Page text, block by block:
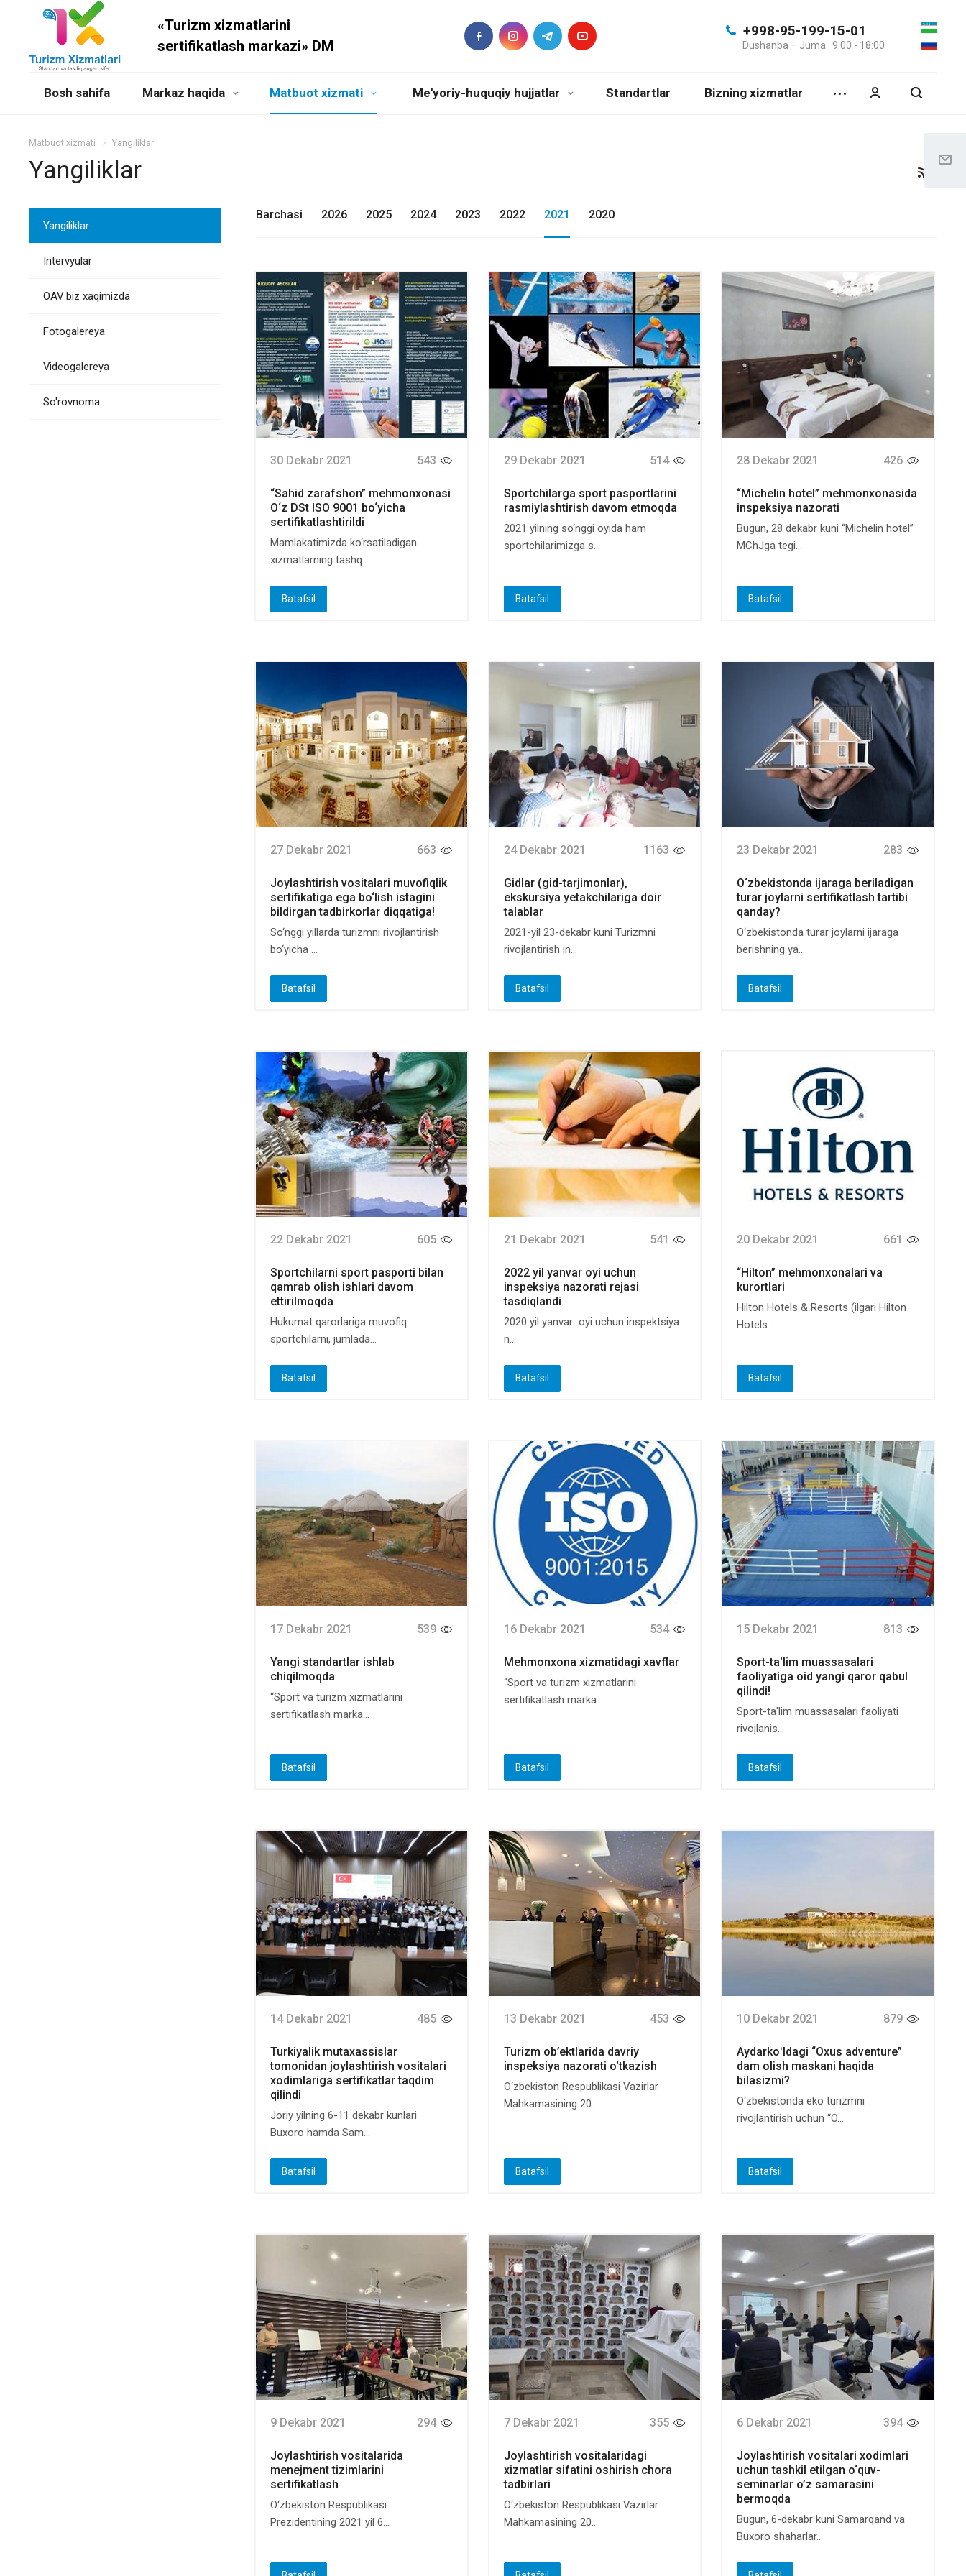
«Turizm xizmatlarini
sertifikatlash markazi» DM
+998-95-199-15-01
Dushanba – Juma: 9:00 - 18:00
Bosh sahifa Markaz haqida Matbuot xizmati Me'yoriy-huquqiy hujjatlar Standartlar Bizning xizmatlar
Matbuot xizmati Yangiliklar
Yangiliklar
Barchasi 2026 2025 2024 2023 2022 2021 2020
30 Dekabr 2021 543
“Sahid zarafshon” mehmonxonasi
O‘z DSt ISO 9001 bo‘yicha
sertifikatlashtirildi
Mamlakatimizda ko‘rsatiladigan
xizmatlarning tashq...
Batafsil
29 Dekabr 2021 514
Sportchilarga sport pasportlarini
rasmiylashtirish davom etmoqda
2021 yilning so‘nggi oyida ham
sportchilarimizga s...
Batafsil
28 Dekabr 2021 426
“Michelin hotel” mehmonxonasida
inspeksiya nazorati
Bugun, 28 dekabr kuni “Michelin hotel”
MChJga tegi...
Batafsil
27 Dekabr 2021 663
Joylashtirish vositalari muvofiqlik
sertifikatiga ega bo‘lish istagini
bildirgan tadbirkorlar diqqatiga!
So‘nggi yillarda turizmni rivojlantirish
bo‘yicha ...
Batafsil
24 Dekabr 2021 1163
Gidlar (gid-tarjimonlar),
ekskursiya yetakchilariga doir
talablar
2021-yil 23-dekabr kuni Turizmni
rivojlantirish in...
Batafsil
23 Dekabr 2021 283
O‘zbekistonda ijaraga beriladigan
turar joylarni sertifikatlash tartibi
qanday?
O‘zbekistonda turar joylarni ijaraga
berishning ya...
Batafsil
22 Dekabr 2021 605
Sportchilarni sport pasporti bilan
qamrab olish ishlari davom
ettirilmoqda
Hukumat qarorlariga muvofiq
sportchilarni, jumlada...
Batafsil
21 Dekabr 2021 541
2022 yil yanvar oyi uchun
inspeksiya nazorati rejasi
tasdiqlandi
2020 yil yanvar oyi uchun inspektsiya
n...
Batafsil
20 Dekabr 2021 661
“Hilton” mehmonxonalari va
kurortlari
Hilton Hotels & Resorts (ilgari Hilton
Hotels ...
Batafsil
17 Dekabr 2021 539
Yangi standartlar ishlab
chiqilmoqda
“Sport va turizm xizmatlarini
sertifikatlash marka...
Batafsil
16 Dekabr 2021 534
Mehmonxona xizmatidagi xavflar
“Sport va turizm xizmatlarini
sertifikatlash marka...
Batafsil
15 Dekabr 2021 813
Sport-ta'lim muassasalari
faoliyatiga oid yangi qaror qabul
qilindi!
Sport-ta'lim muassasalari faoliyati
rivojlanis...
Batafsil
14 Dekabr 2021 485
Turkiyalik mutaxassislar
tomonidan joylashtirish vositalari
xodimlariga sertifikatlar taqdim
qilindi
Joriy yilning 6-11 dekabr kunlari
Buxoro hamda Sam...
Batafsil
13 Dekabr 2021 453
Turizm ob’ektlarida davriy
inspeksiya nazorati o‘tkazish
O‘zbekiston Respublikasi Vazirlar
Mahkamasining 20...
Batafsil
10 Dekabr 2021 879
Aydarkoʻldagi “Oxus adventure”
dam olish maskani haqida
bilasizmi?
O‘zbekistonda eko turizmni
rivojlantirish uchun “O...
Batafsil
9 Dekabr 2021 294
Joylashtirish vositalarida
menejment tizimlarini
sertifikatlash
O‘zbekiston Respublikasi
Prezidentining 2021 yil 6...
7 Dekabr 2021 355
Joylashtirish vositalaridagi
xizmatlar sifatini oshirish chora
tadbirlari
O‘zbekiston Respublikasi Vazirlar
Mahkamasining 20...
6 Dekabr 2021 394
Joylashtirish vositalari xodimlari
uchun tashkil etilgan o‘quv-
seminarlar o’z samarasini
bermoqda
Bugun, 6-dekabr kuni Samarqand va
Buxoro shaharlar...
Yangiliklar
Intervyular
OAV biz xaqimizda
Fotogalereya
Videogalereya
So'rovnoma